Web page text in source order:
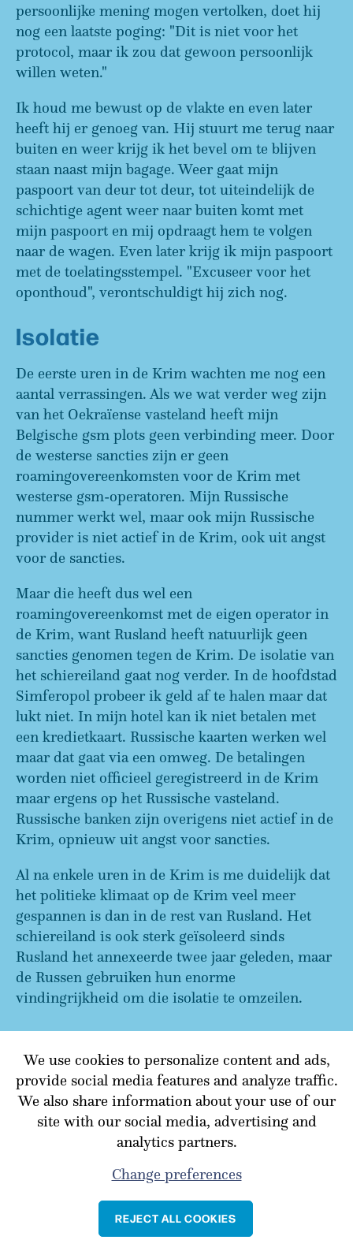
persoonlijke mening mogen vertolken, doet hij
nog een laatste poging: "Dit is niet voor het
protocol, maar ik zou dat gewoon persoonlijk
willen weten."
Ik houd me bewust op de vlakte en even later
heeft hij er genoeg van. Hij stuurt me terug naar
buiten en weer krijg ik het bevel om te blijven
staan naast mijn bagage. Weer gaat mijn
paspoort van deur tot deur, tot uiteindelijk de
schichtige agent weer naar buiten komt met
mijn paspoort en mij opdraagt hem te volgen
naar de wagen. Even later krijg ik mijn paspoort
met de toelatingsstempel. "Excuseer voor het
oponthoud", verontschuldigt hij zich nog.
Isolatie
De eerste uren in de Krim wachten me nog een
aantal verrassingen. Als we wat verder weg zijn
van het Oekraïense vasteland heeft mijn
Belgische gsm plots geen verbinding meer. Door
de westerse sancties zijn er geen
roamingovereenkomsten voor de Krim met
westerse gsm-operatoren. Mijn Russische
nummer werkt wel, maar ook mijn Russische
provider is niet actief in de Krim, ook uit angst
voor de sancties.
Maar die heeft dus wel een
roamingovereenkomst met de eigen operator in
de Krim, want Rusland heeft natuurlijk geen
sancties genomen tegen de Krim. De isolatie van
het schiereiland gaat nog verder. In de hoofdstad
Simferopol probeer ik geld af te halen maar dat
lukt niet. In mijn hotel kan ik niet betalen met
een kredietkaart. Russische kaarten werken wel
maar dat gaat via een omweg. De betalingen
worden niet officieel geregistreerd in de Krim
maar ergens op het Russische vasteland.
Russische banken zijn overigens niet actief in de
Krim, opnieuw uit angst voor sancties.
Al na enkele uren in de Krim is me duidelijk dat
het politieke klimaat op de Krim veel meer
gespannen is dan in de rest van Rusland. Het
schiereiland is ook sterk geïsoleerd sinds
Rusland het annexeerde twee jaar geleden, maar
de Russen gebruiken hun enorme
vindingrijkheid om die isolatie te omzeilen.
TERUG NAAR OVERZICHT
Cookie policy Privacy policy
We use cookies to personalize content and ads,
provide social media features and analyze traffic.
We also share information about your use of our
site with our social media, advertising and
analytics partners.
Change preferences
REJECT ALL COOKIES